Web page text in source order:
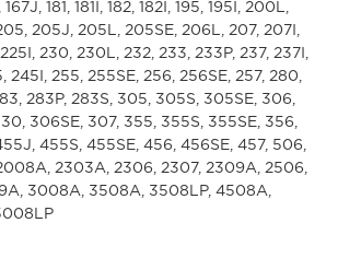
181, 181I, 182, 182I, 195, 195I, 200L,
205J, 205L, 205SE, 206L, 207, 207I,
225I, 230, 230L, 232, 233, 233P, 237, 237I,
245I, 255, 255SE, 256, 256SE, 257, 280,
283P, 283S, 305, 305S, 305SE, 306,
306SE, 307, 355, 355S, 355SE, 356,
455S, 455SE, 456, 456SE, 457, 506,
2303A, 2306, 2307, 2309A, 2506,
3008A, 3508A, 3508LP, 4508A,